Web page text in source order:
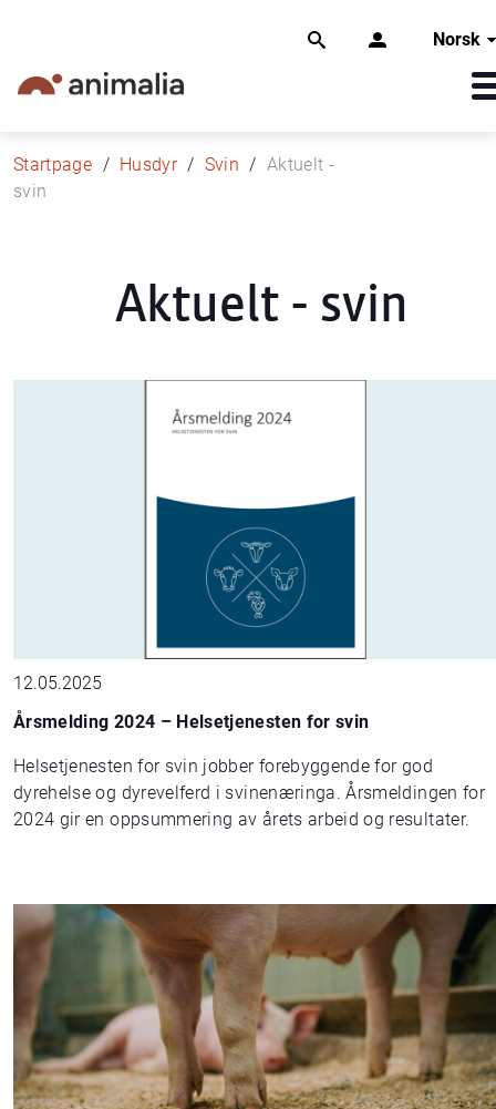
Norsk
Startpage Husdyr Svin
Aktuelt -
svin
Aktuelt - svin
12.05.2025
Årsmelding 2024 – Helsetjenesten for svin
Helsetjenesten for svin jobber forebyggende for god
dyrehelse og dyrevelferd i svinenæringa. Årsmeldingen for
2024 gir en oppsummering av årets arbeid og resultater.